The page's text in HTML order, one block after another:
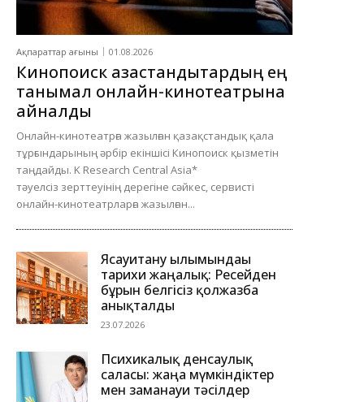
Ақпараттар ағыны 01.08.2026
Кинопоиск қазақстандықтардың ең
танымал онлайн-кинотеатрына
айналды
Онлайн-кинотеатрға жазылған қазақстандық қала
тұрғындарының әрбір екіншісі Кинопоиск қызметін
таңдайды. K Research Central Asia*
тәуелсіз зерттеуінің дерегіне сәйкес, сервисті
онлайн-кинотеатрларға жазылған...
Ясауитану ғылымындағы
тарихи жаңалық: Ресейден
бұрын белгісіз қолжазба
анықталды
23.07.2026
Психикалық денсаулық
саласы: жаңа мүмкіндіктер
мен заманауи тәсілдер